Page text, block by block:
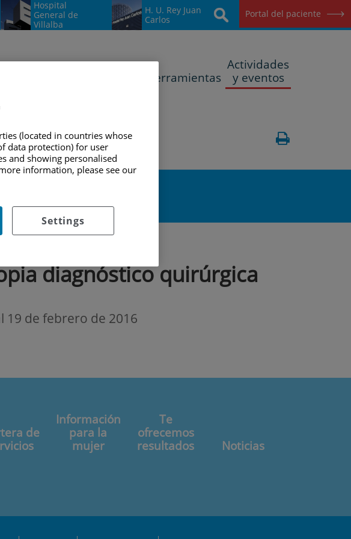
Hospital
General de
Villalba
H. U. Rey Juan
Carlos
Buscar
Portal del paciente
Herramientas
Actividades
y eventos
DIAGNÓSTICO QUIRÚRGICA
diagnóstico quirúrgica
19 de febrero de 2016
de
Información
para la
mujer
Te
ofrecemos
resultados
Noticias
(located in countries whose
data protection) for user
and showing personalised
information, please see our
Settings